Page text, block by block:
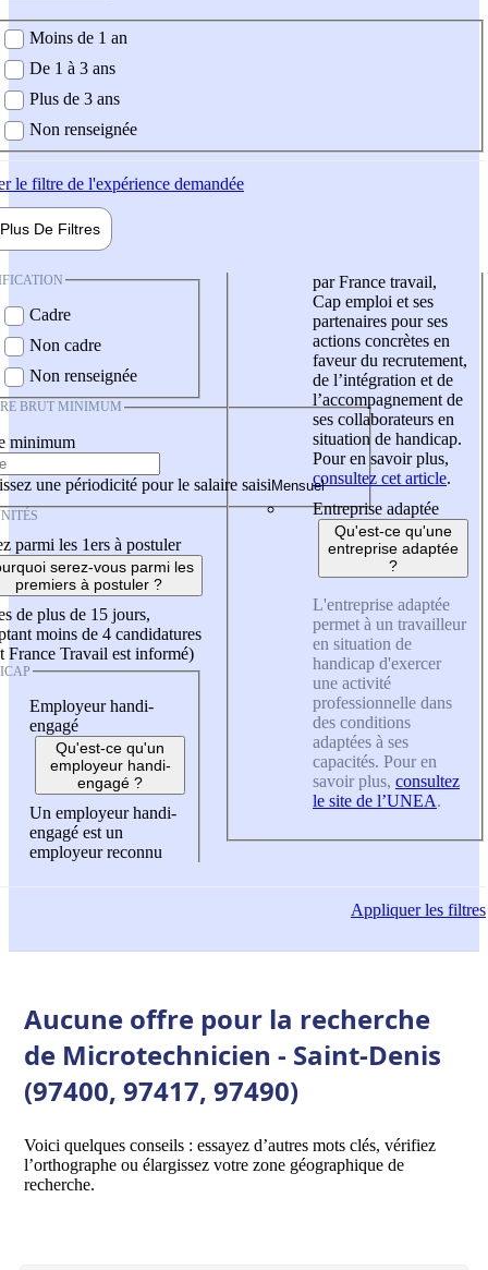
demandée
Moins de 1 an
De 1 à 3 ans
Plus de 3 ans
Non renseignée
le filtre de l'expérience demandée
Plus De Filtres
Cadre
Non cadre
Non renseignée
BRUT MINIMUM
minimum
une périodicité pour le salaire saisi
parmi les 1ers à postuler
serez-vous parmi les
premiers à postuler ?
de plus de 15 jours,
moins de 4 candidatures
France Travail est informé)
Employeur handi-
engagé
Qu'est-ce qu'un
employeur handi-
engagé ?
Un employeur handi-
engagé est un
employeur reconnu
par France travail,
Cap emploi et ses
partenaires pour ses
actions concrètes en
faveur du recrutement,
de l’intégration et de
l’accompagnement de
ses collaborateurs en
situation de handicap.
Pour en savoir plus,
consultez cet article.
Entreprise adaptée
Qu'est-ce qu'une
entreprise adaptée
?
L'entreprise adaptée
permet à un travailleur
en situation de
handicap d'exercer
une activité
professionnelle dans
des conditions
adaptées à ses
capacités. Pour en
savoir plus, consultez
le site de l’UNEA.
Appliquerles filtres
Aucune offre pour la recherche
de Microtechnicien - Saint-Denis
(97400, 97417, 97490)
Voici quelques conseils : essayez d’autres mots clés, vérifiez
l’orthographe ou élargissez votre zone géographique de
recherche.